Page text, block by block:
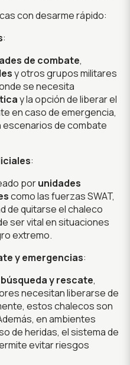
con desarme rápido:
:
de combate,
y otros grupos militares
se necesita
y la opción de liberar el
en caso de emergencia,
de combate
:
porunidades
como las fuerzas SWAT,
de quitarse el chaleco
ser vital en situaciones
extremo.
y emergencias:
búsqueda y rescate,
necesitan liberarse de
estos chalecos son
en ambientes
de heridas, el sistema de
evitar riesgos